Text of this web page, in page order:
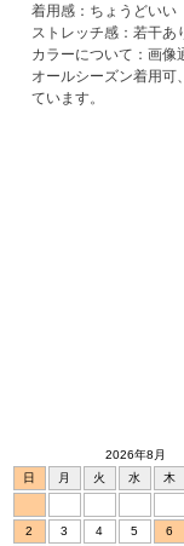
着用感：ちょうどいい
ストレッチ感：若干あ
カラーについて：画像
オールシーズン着用可
ています。
2026年8月
日
月 火 水 木
2
3 4 5 6